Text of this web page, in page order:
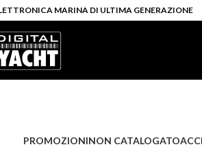
MARINA DI ULTIMA GENERAZIONE
PROMOZIONINON CATALOGATO